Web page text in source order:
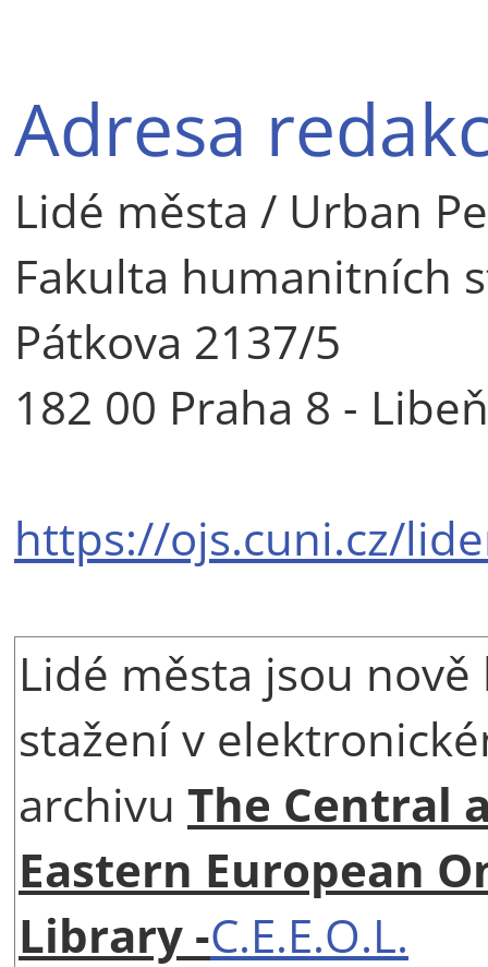
Adresa
Lidé města / Urban
Fakulta humanitních
Pátkova 2137/5
182 00 Praha 8 - Libeň
https://ojs.cuni.cz/
Lidé města jsou nově
stažení v
archivu The Central
Eastern European
Library -C.E.E.O.L.